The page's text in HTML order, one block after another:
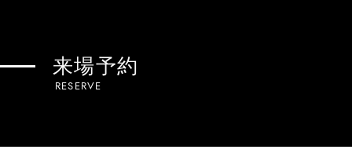
来場予約
RESERVE